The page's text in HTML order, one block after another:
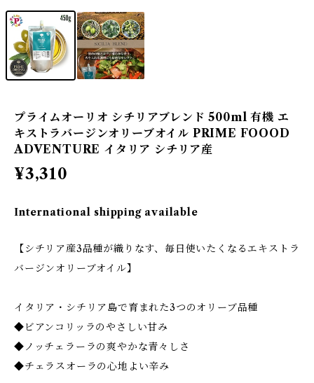
プライムオーリオ シチリアブレンド 500ml 有機 エ
キストラバージンオリーブオイル PRIME FOOOD
ADVENTURE イタリア シチリア産
¥3,310
International shipping available
【シチリア産3品種が織りなす、毎日使いたくなるエキストラ
バージンオリーブオイル】
イタリア・シチリア島で育まれた3つのオリーブ品種
◆ビアンコリッラのやさしい甘み
◆ノッチェラーラの爽やかな青々しさ
◆チェラスオーラの心地よい辛み